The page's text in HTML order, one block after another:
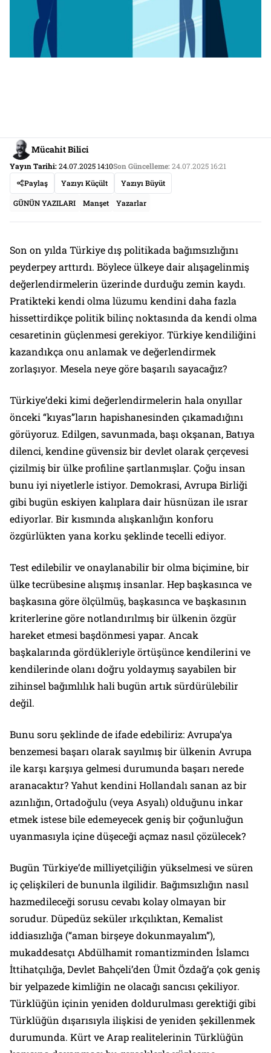
Mücahit Bilici
Yayın Tarihi:24.07.2025 14:10Son Güncelleme:24.07.2025 16:21
Paylaş
Yazıyı Küçült Yazıyı Büyüt
GÜNÜN YAZILARI Manşet Yazarlar
Son on yılda Türkiye dış politikada bağımsızlığını
peyderpey arttırdı. Böylece ülkeye dair alışagelinmiş
değerlendirmelerin üzerinde durduğu zemin kaydı.
Pratikteki kendi olma lüzumu kendini daha fazla
hissettirdikçe politik bilinç noktasında da kendi olma
cesaretinin güçlenmesi gerekiyor. Türkiye kendiliğini
kazandıkça onu anlamak ve değerlendirmek
zorlaşıyor. Mesela neye göre başarılı sayacağız?
Türkiye’deki kimi değerlendirmelerin hala onyıllar
önceki “kıyas”ların hapishanesinden çıkamadığını
görüyoruz. Edilgen, savunmada, başı okşanan, Batıya
dilenci, kendine güvensiz bir devlet olarak çerçevesi
çizilmiş bir ülke profiline şartlanmışlar. Çoğu insan
bunu iyi niyetlerle istiyor. Demokrasi, Avrupa Birliği
gibi bugün eskiyen kalıplara dair hüsnüzan ile ısrar
ediyorlar. Bir kısmında alışkanlığın konforu
özgürlükten yana korku şeklinde tecelli ediyor.
Test edilebilir ve onaylanabilir bir olma biçimine, bir
ülke tecrübesine alışmış insanlar. Hep başkasınca ve
başkasına göre ölçülmüş, başkasınca ve başkasının
kriterlerine göre notlandırılmış bir ülkenin özgür
hareket etmesi başdönmesi yapar. Ancak
başkalarında gördükleriyle örtüşünce kendilerini ve
kendilerinde olanı doğru yoldaymış sayabilen bir
zihinsel bağımlılık hali bugün artık sürdürülebilir
değil.
Bunu soru şeklinde de ifade edebiliriz: Avrupa’ya
benzemesi başarı olarak sayılmış bir ülkenin Avrupa
ile karşı karşıya gelmesi durumunda başarı nerede
aranacaktır? Yahut kendini Hollandalı sanan az bir
azınlığın, Ortadoğulu (veya Asyalı) olduğunu inkar
etmek istese bile edemeyecek geniş bir çoğunluğun
uyanmasıyla içine düşeceği açmaz nasıl çözülecek?
Bugün Türkiye’de milliyetçiliğin yükselmesi ve süren
iç çelişkileri de bununla ilgilidir. Bağımsızlığın nasıl
hazmedileceği sorusu cevabı kolay olmayan bir
sorudur. Düpedüz seküler ırkçılıktan, Kemalist
iddiasızlığa (“aman birşeye dokunmayalım”),
mukaddesatçı Abdülhamit romantizminden İslamcı
İttihatçılığa, Devlet Bahçeli’den Ümit Özdağ’a çok geniş
bir yelpazede kimliğin ne olacağı sancısı çekiliyor.
Türklüğün içinin yeniden doldurulması gerektiği gibi
Türklüğün dışarısıyla ilişkisi de yeniden şekillenmek
durumunda. Kürt ve Arap realitelerinin Türklüğün